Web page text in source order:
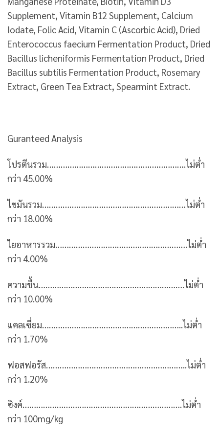
Supplement, Vitamin B12 Supplement, Calcium
Iodate, Folic Acid, Vitamin C (Ascorbic Acid), Dried
Enterococcus faecium Fermentation Product, Dried
Bacillus licheniformis Fermentation Product, Dried
Bacillus subtilis Fermentation Product, Rosemary
Extract, Green Tea Extract, Spearmint Extract.
Guranteed Analysis
โปรตีนรวม…………………………………………………….ไม่ต่ำ
กว่า 45.00%
ไขมันรวม………………………………………………………ไม่ต่ำ
กว่า 18.00%
ใยอาหารรวม………………………………………………….ไม่ต่ำ
กว่า 4.00%
ความชื้น……………………………………………………….ไม่ต่ำ
กว่า 10.00%
แคลเซี่ยม……………………………………………………..ไม่ต่ำ
กว่า 1.70%
ฟอสฟอรัส……………………………………………………..ไม่ต่ำ
กว่า 1.20%
ซิงค์…………………………………………………………….ไม่ต่ำ
กว่า 100mg/kg